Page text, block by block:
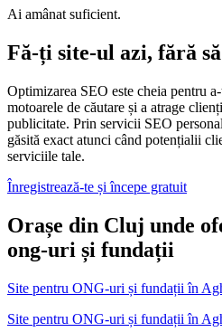
Ai amânat suficient.
Fă-ți site-ul azi, fără
Optimizarea SEO este cheia pentru
motoarele de căutare și a atrage
publicitate. Prin servicii SEO
găsită exact atunci când potențialii
serviciile tale.
Înregistrează-te și începe gratuit
Orașe din Cluj unde
ong-uri și fundații
Site pentru ONG-uri și fundații în
Site pentru ONG-uri și fundații în